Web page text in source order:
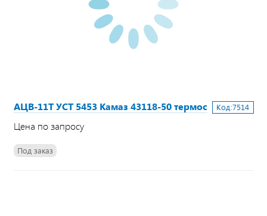
АЦВ-11Т УСТ 5453 Камаз 43118-50 термос Код:7514
Цена по запросу
Под заказ